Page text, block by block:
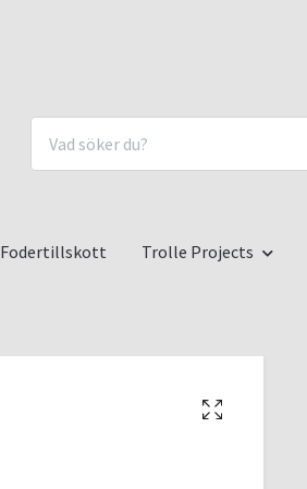
Fodertillskott Trolle Projects